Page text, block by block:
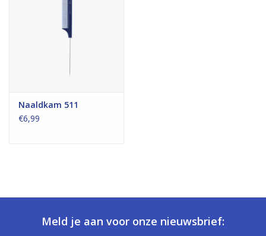
Naaldkam 511
€6,99
Meld je aan voor onze nieuwsbrief: